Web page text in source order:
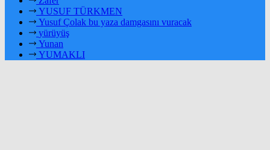
YUSUF TÜRKMEN
Yusuf Çolak bu yaza damgasını vuracak
yürüyüş
Yunan
YUMAKLI